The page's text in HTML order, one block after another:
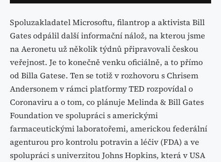
Spoluzakladatel Microsoftu, filantrop a aktivista Bill
Gates odpálil další informační nálož, na kterou jsme
na Aeronetu už několik týdnů připravovali českou
veřejnost. Je to konečně venku oficiálně, a to přímo
od Billa Gatese. Ten se totiž v rozhovoru s Chrisem
Andersonem v rámci platformy TED rozpovídal o
Coronaviru a o tom, co plánuje Melinda & Bill Gates
Foundation ve spolupráci s americkými
farmaceutickými laboratořemi, americkou federální
agenturou pro kontrolu potravin a léčiv (FDA) a ve
spolupráci s univerzitou Johns Hopkins, která v USA